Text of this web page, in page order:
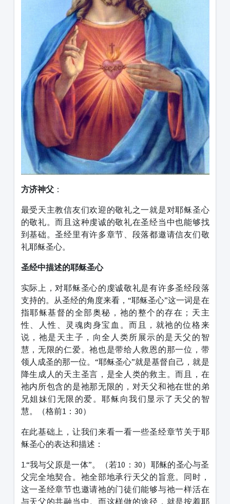
方济神父：
最受天主教信友们欢迎的敬礼之一就是对耶稣圣心
的敬礼。而且这种虔诚的敬礼在圣经当中也能够找
到基础。圣经里有许多章节、段落都邀请信友们敬
礼耶稣圣心。
圣经中描述的耶稣圣心
实际上，对耶稣圣心的虔诚敬礼是有许多圣经段落
支持的。从圣经的角度来看，“耶稣圣心”这一词是在
指耶稣基督的全部奥秘，祂的整个的存在；天主
性、人性、灵魂肉身宝血。而且，就祂的位格来
说，祂是天主子，向全人类所展示的是天父的智
慧，无限的仁爱。祂也是带给人救恩的那一位，带
领人成圣的那一位。“耶稣圣心”就是基督自己，就是
降生成人的天主圣言，是全人类的救主。而且，在
祂内所包含的是祂那无限的，对天父和祂在世的弟
兄姐妹们无限的爱。耶稣向我们显示了天父的智
慧。（格前1：30）
在此基础上，让我们来看一看一些圣经章节关于耶
稣圣心的表达和描述：
1.“我与父原是一体”。（若10：30）耶稣的圣心与圣
父完全地契合。祂全部地承行天父的旨意。同时，
这一圣经章节也邀请祂的门徒们能够与祂一样活在
与天父的共融当中。而这样做的途径，就是按着耶